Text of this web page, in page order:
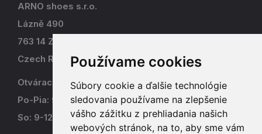
Používame cookies
Súbory cookie a ďalšie technológie
sledovania používame na zlepšenie
vášho zážitku z prehliadania našich
webových stránok, na to, aby sme vám
ARNO shoes s.r.o.
Lázně 490
763 14 Zlín - Kostelec
Czech Republic
Otváracia doba
Po-Pia: 9-17
So: 9-12